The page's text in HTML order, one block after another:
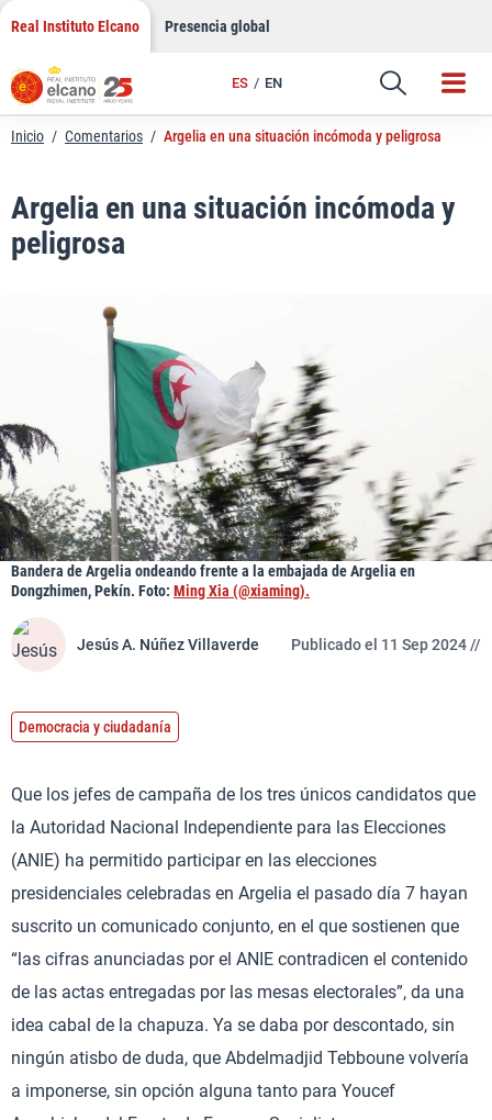
Saltar
contenido
Real Instituto Elcano Presencia global
ES EN
Enlace
Inicio / Comentarios / Argelia en una situación incómoda y peligrosa
Argelia en una situación incómoda y
peligrosa
Bandera de Argelia ondeando frente a la embajada de Argelia en
Dongzhimen, Pekín. Foto: Ming Xia (@xiaming).
Jesús A. Núñez Villaverde Publicado el 11 Sep 2024 //
Democracia y ciudadanía
Que los jefes de campaña de los tres únicos candidatos que
la Autoridad Nacional Independiente para las Elecciones
(ANIE) ha permitido participar en las elecciones
presidenciales celebradas en Argelia el pasado día 7 hayan
suscrito un comunicado conjunto, en el que sostienen que
“las cifras anunciadas por el ANIE contradicen el contenido
de las actas entregadas por las mesas electorales”, da una
idea cabal de la chapuza. Ya se daba por descontado, sin
ningún atisbo de duda, que Abdelmadjid Tebboune volvería
a imponerse, sin opción alguna tanto para Youcef